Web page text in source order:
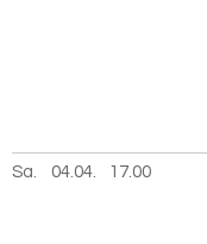
Sa. 04.04. 2026
17.00